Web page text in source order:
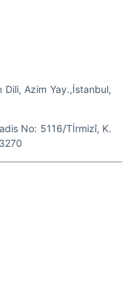
Dili, Azim Yay.,İstanbul,
No: 5116/Tİrmizî, K.